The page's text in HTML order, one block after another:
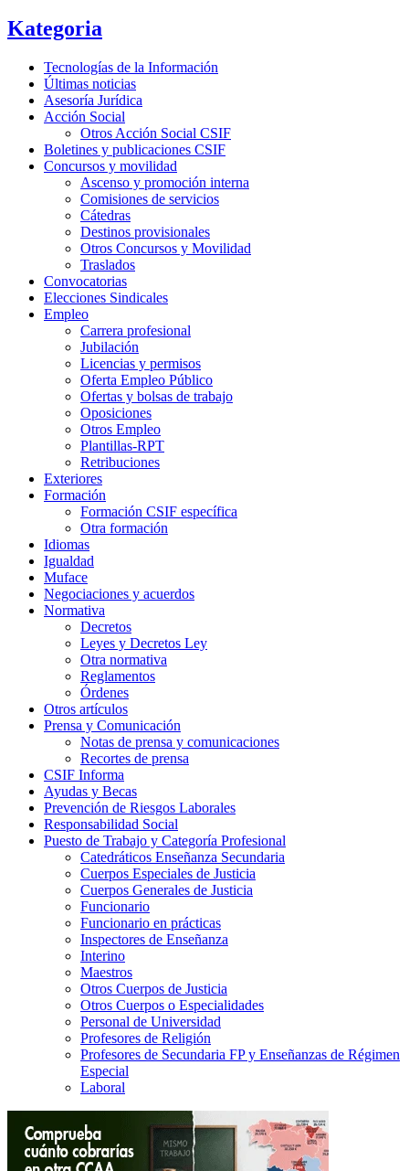
Kategoria
Tecnologías de la Información
Últimas noticias
Asesoría Jurídica
Acción Social
Otros Acción Social CSIF
Boletines y publicaciones CSIF
Concursos y movilidad
Ascenso y promoción interna
Comisiones de servicios
Cátedras
Destinos provisionales
Otros Concursos y Movilidad
Traslados
Convocatorias
Elecciones Sindicales
Empleo
Carrera profesional
Jubilación
Licencias y permisos
Oferta Empleo Público
Ofertas y bolsas de trabajo
Oposiciones
Otros Empleo
Plantillas-RPT
Retribuciones
Exteriores
Formación
Formación CSIF específica
Otra formación
Idiomas
Igualdad
Muface
Negociaciones y acuerdos
Normativa
Decretos
Leyes y Decretos Ley
Otra normativa
Reglamentos
Órdenes
Otros artículos
Prensa y Comunicación
Notas de prensa y comunicaciones
Recortes de prensa
CSIF Informa
Ayudas y Becas
Prevención de Riesgos Laborales
Responsabilidad Social
Puesto de Trabajo y Categoría Profesional
Catedráticos Enseñanza Secundaria
Cuerpos Especiales de Justicia
Cuerpos Generales de Justicia
Funcionario
Funcionario en prácticas
Inspectores de Enseñanza
Interino
Maestros
Otros Cuerpos de Justicia
Otros Cuerpos o Especialidades
Personal de Universidad
Profesores de Religión
Profesores de Secundaria FP y Enseñanzas de Régimen
Especial
Laboral